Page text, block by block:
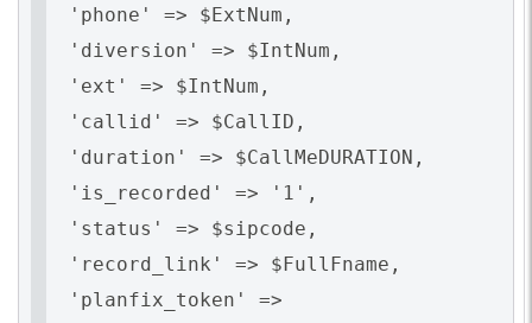
'phone' => $ExtNum,
'diversion' => $IntNum,
'ext' => $IntNum,
'callid' => $CallID,
'duration' => $CallMeDURATION,
'is_recorded' => '1',
'status' => $sipcode,
'record_link' => $FullFname,
'planfix_token' =>